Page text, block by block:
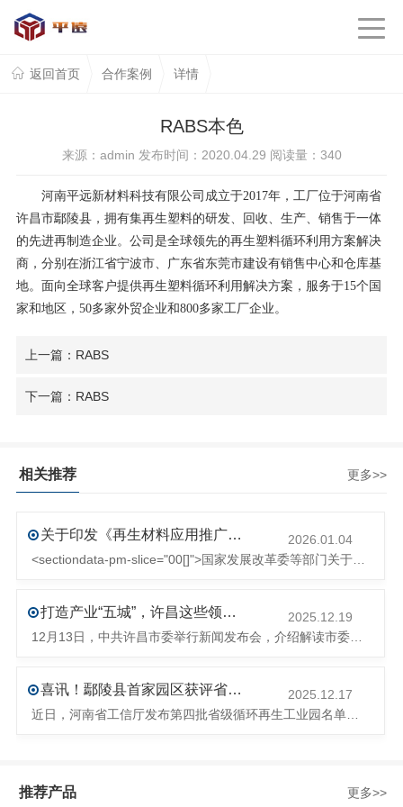
返回首页 合作案例 详情
RABS本色
来源：admin 发布时间：2020.04.29 阅读量： 340
河南平远新材料科技有限公司成立于2017年，工厂位于河南省
许昌市鄢陵县，拥有集再生塑料的研发、回收、生产、销售于一体
的先进再制造企业。公司是全球领先的再生塑料循环利用方案解决
商，分别在浙江省宁波市、广东省东莞市建设有销售中心和仓库基
地。面向全球客户提供再生塑料循环利用解决方案，服务于15个国
家和地区，50多家外贸企业和800多家工厂企业。
上一篇：RABS
下一篇：RABS
相关推荐 更多>>
关于印发《再生材料应用推广行动方案》的通知(发改环资〔2025〕1681号)
2026.01.04
打造产业“五城”，许昌这些领域将迎来大发展！
2025.12.19
喜讯！鄢陵县首家园区获评省级循环再生工业园
2025.12.17
推荐产品 更多>>